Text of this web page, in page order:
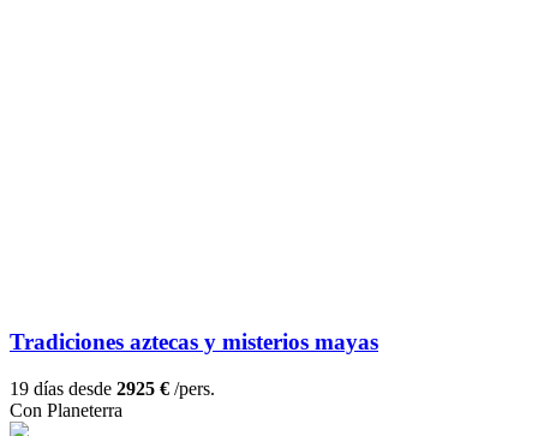
Tradiciones aztecas y misterios mayas
19 días desde 2925 € /pers.
Con Planeterra